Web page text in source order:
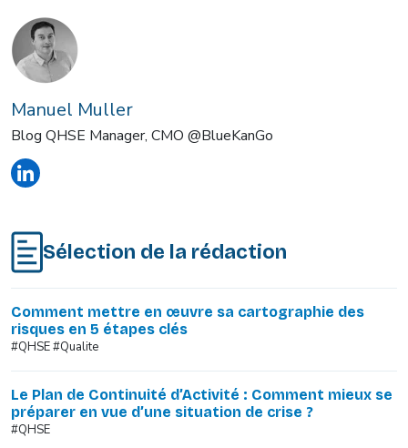
Manuel Muller
Blog QHSE Manager, CMO @BlueKanGo
Sélection de la rédaction
Comment mettre en œuvre sa cartographie des
risques en 5 étapes clés
#QHSE #Qualite
Le Plan de Continuité d’Activité : Comment mieux se
préparer en vue d’une situation de crise ?
#QHSE